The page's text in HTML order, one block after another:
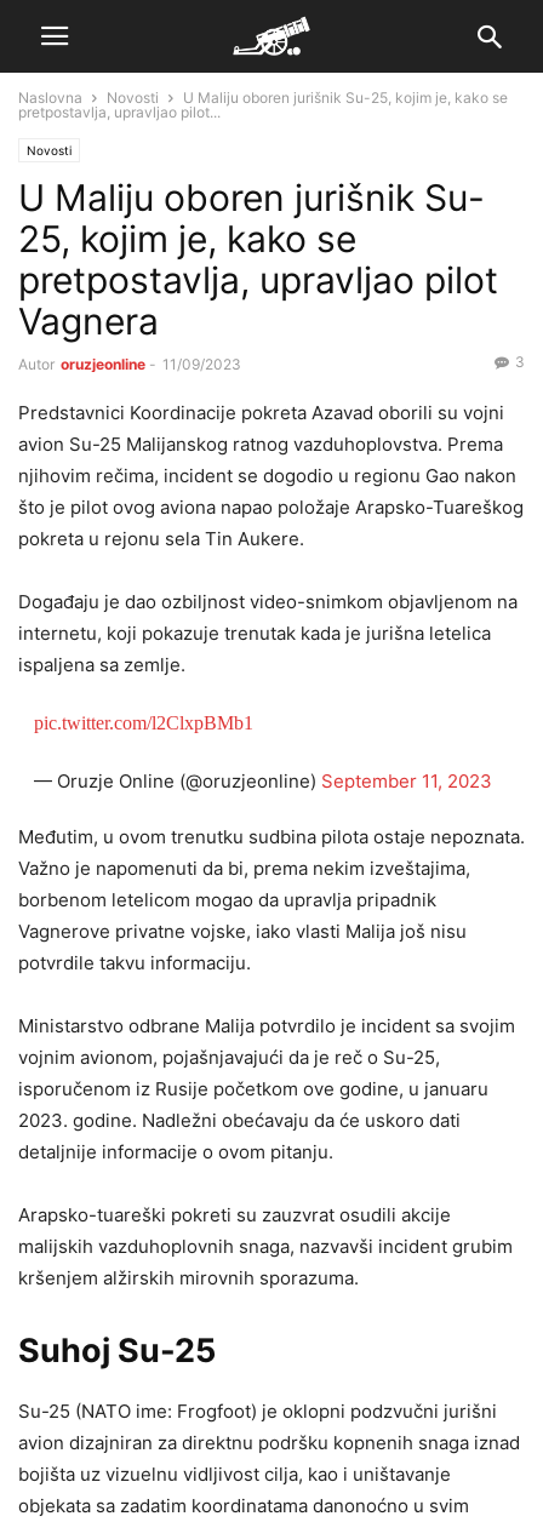
Naslovna Novosti
U Maliju oboren jurišnik Su-25, kojim je, kako se
pretpostavlja, upravljao pilot...
Novosti
U Maliju oboren jurišnik Su-
25, kojim je, kako se
pretpostavlja, upravljao pilot
Vagnera
Autor oruzjeonline - 11/09/2023 3
Predstavnici Koordinacije pokreta Azavad oborili su vojni
avion Su-25 Malijanskog ratnog vazduhoplovstva. Prema
njihovim rečima, incident se dogodio u regionu Gao nakon
što je pilot ovog aviona napao položaje Arapsko-Tuareškog
pokreta u rejonu sela Tin Aukere.
Događaju je dao ozbiljnost video-snimkom objavljenom na
internetu, koji pokazuje trenutak kada je jurišna letelica
ispaljena sa zemlje.
pic.twitter.com/l2ClxpBMb1
— Oruzje Online (@oruzjeonline) September 11, 2023
Međutim, u ovom trenutku sudbina pilota ostaje nepoznata.
Važno je napomenuti da bi, prema nekim izveštajima,
borbenom letelicom mogao da upravlja pripadnik
Vagnerove privatne vojske, iako vlasti Malija još nisu
potvrdile takvu informaciju.
Ministarstvo odbrane Malija potvrdilo je incident sa svojim
vojnim avionom, pojašnjavajući da je reč o Su-25,
isporučenom iz Rusije početkom ove godine, u januaru
2023. godine. Nadležni obećavaju da će uskoro dati
detaljnije informacije o ovom pitanju.
Arapsko-tuareški pokreti su zauzvrat osudili akcije
malijskih vazduhoplovnih snaga, nazvavši incident grubim
kršenjem alžirskih mirovnih sporazuma.
Suhoj Su-25
Su-25 (NATO ime: Frogfoot) je oklopni podzvučni jurišni
avion dizajniran za direktnu podršku kopnenih snaga iznad
bojišta uz vizuelnu vidljivost cilja, kao i uništavanje
objekata sa zadatim koordinatama danonoćno u svim